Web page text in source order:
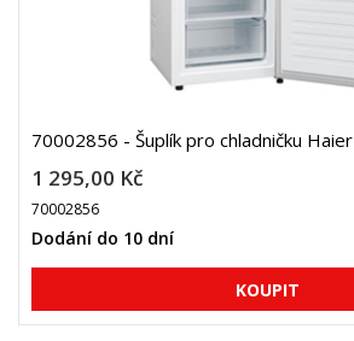
70002856 - Šuplík pro chladničku Haier
1 295,00 Kč
70002856
Dodání do 10 dní